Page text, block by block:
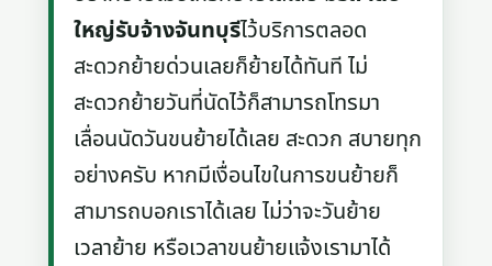
ใหญ่รับจ้างจันทบุรีไว้บริการตลอด
สะดวกย้ายด่วนเลยก็ย้ายได้ทันที ไม่
สะดวกย้ายวันที่นัดไว้ก็สามารถโทรมา
เลื่อนนัดวันขนย้ายได้เลย สะดวก สบายทุก
อย่างครับ หากมีเงื่อนไขในการขนย้ายก็
สามารถบอกเราได้เลย ไม่ว่าจะวันย้าย
เวลาย้าย หรือเวลาขนย้ายแจ้งเรามาได้